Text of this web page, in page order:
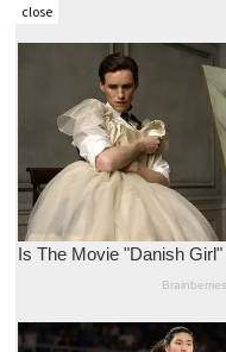
close